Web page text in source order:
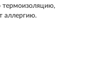
термоизоляцию,
аллергию.